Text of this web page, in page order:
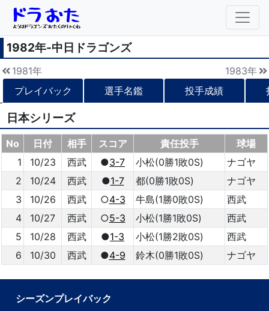
1982年-中日ドラゴンズ
1981年
1983年
プレイバック
選手名鑑 投手成績
日本シリーズ
No 日付 相手 スコア 責任投手
球場
1
10/23 西武 ●3-7 小松(0勝1敗0S)
ナゴヤ
2
10/24 西武 ●1-7 都(0勝1敗0S)
ナゴヤ
3
10/26 西武 ○4-3 牛島(1勝0敗0S)
西武
4
10/27 西武 ○5-3 小松(1勝1敗0S)
西武
5
10/28 西武 ●1-3 小松(1勝2敗0S)
西武
6
10/30 西武 ●4-9 鈴木(0勝1敗0S) ナゴヤ
シーズンプレイバック